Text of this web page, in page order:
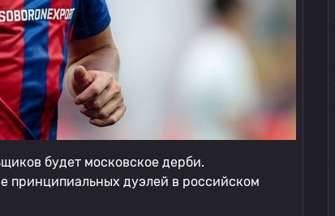
будет московское дерби.
принципиальных дуэлей в российском